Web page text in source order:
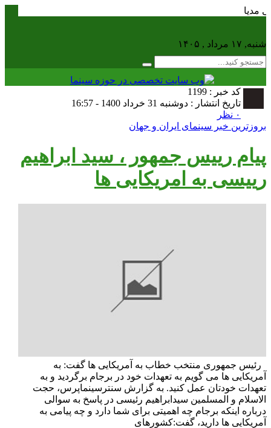
مدیا
شنبه, ۱۷ مرداد , ۱۴۰۵
کد خبر : 1199
تاریخ انتشار : دوشنبه 31 خرداد 1400 - 16:57
۰ نظر
بروزترین خبر سینمای ایران و جهان
پیام رییس جمهور ، سید ابراهیم
رییسی به امریکایی ها
رئیس جمهوری منتخب خطاب به آمریکایی ها گفت: به
آمریکایی ها می گویم به تعهدات خود در برجام برگردید و به
تعهدات خودتان عمل کنید. به گزارش سنترسینماپرس، حجت
الاسلام و المسلمین سیدابراهیم رئیسی در پاسخ به سوالی
درباره اینکه برجام چه اهمیتی برای شما دارد و چه پیامی به
آمریکایی ها دارید، گفت:کشورهای